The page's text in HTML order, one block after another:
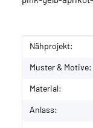
Wert
Nähprojekt:
Muster & Motive:
Material:
Anlass: